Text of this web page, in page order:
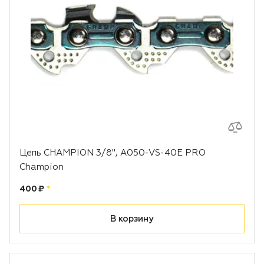
Воздуходувки
Триммеры
Аккумуляторная техника iPrix
Мотопомпы
Цепь CHAMPION 3/8", A050-VS-40E PRO
Champion
Цена:
400 ₽ рублей
*
В корзину